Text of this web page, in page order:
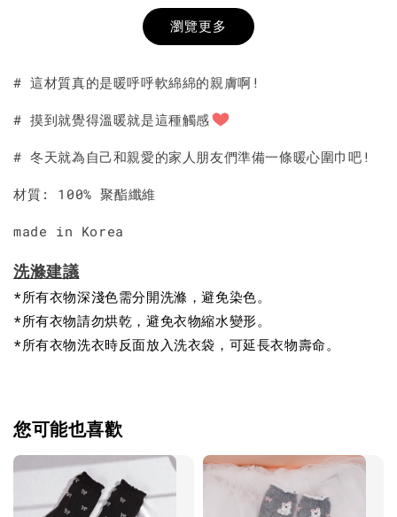
+NT$ 190
-
瀏覽更多
# 這材質真的是暖呼呼軟綿綿的親膚啊!
# 摸到就覺得溫暖就是這種觸感
# 冬天就為自己和親愛的家人朋友們準備一條暖心圍巾吧!
材質: 100% 聚酯纖維
made in Korea
洗滌建議
*所有衣物深淺色需分開洗滌，避免染色。
*所有衣物請勿烘乾，避免衣物縮水變形。
*所有衣物洗衣時反面放入洗衣袋，可延長衣物壽命。
您可能也喜歡